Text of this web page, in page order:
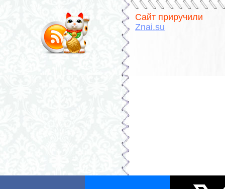
Сайт приручили
Znai.su